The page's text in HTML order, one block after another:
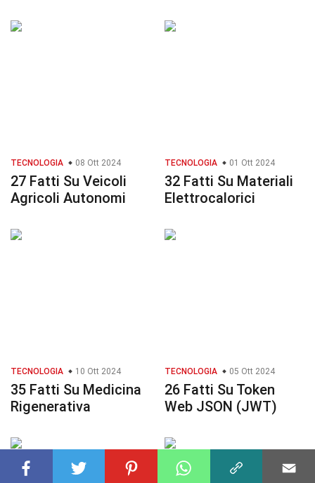
TECNOLOGIA 08 Ott 2024
27 Fatti Su Veicoli
Agricoli Autonomi
TECNOLOGIA 01 Ott 2024
32 Fatti Su Materiali
Elettrocalorici
TECNOLOGIA 10 Ott 2024
35 Fatti Su Medicina
Rigenerativa
TECNOLOGIA 05 Ott 2024
26 Fatti Su Token
Web JSON (JWT)